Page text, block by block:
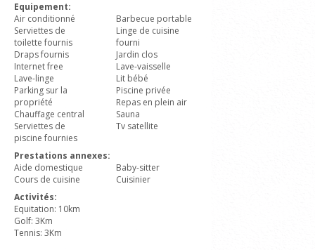
Equipement:
Air conditionné
Barbecue portable
Serviettes de
toilette fournis
Linge de cuisine
fourni
Draps fournis
Jardin clos
Internet free
Lave-vaisselle
Lave-linge
Lit bébé
Parking sur la
propriété
Piscine privée
Repas en plein air
Chauffage central
Sauna
Serviettes de
piscine fournies
Tv satellite
Prestations annexes:
Aide domestique
Baby-sitter
Cours de cuisine
Cuisinier
Activités:
Equitation: 10km
Golf: 3Km
Tennis: 3Km